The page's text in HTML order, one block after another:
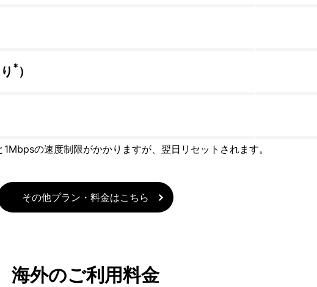
* ）
の速度制限がかかりますが、翌日リセットされます。
その他プラン・料金はこちら
海外のご利用料金